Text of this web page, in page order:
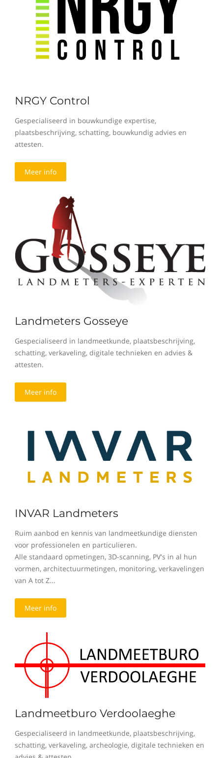
NRGY Control
Gespecialiseerd in bouwkundige expertise,
plaatsbeschrijving, schatting, bouwkundig advies en
attesten.
Meer info
Landmeters Gosseye
Gespecialiseerd in landmeetkunde, plaatsbeschrijving,
schatting, verkaveling, digitale technieken en advies &
attesten.
Meer info
INVAR Landmeters
Ruim aanbod en kennis van landmeetkundige diensten
voor professionelen en particulieren.
Alle standaard opmetingen, 3D-scanning, PV's in al hun
vormen, architectuurmetingen, monitoring, verkavelingen
van A tot Z...
Meer info
Landmeetburo Verdoolaeghe
Gespecialiseerd in landmeetkunde, plaatsbeschrijving,
schatting, verkaveling, archeologie, digitale technieken en